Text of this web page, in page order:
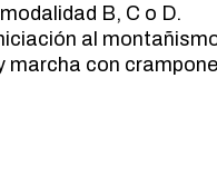
B, C o D.
al
marcha con